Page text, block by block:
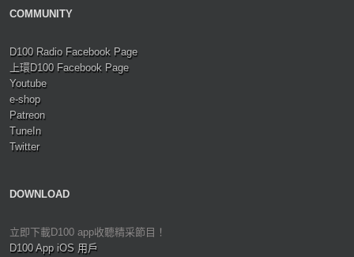
COMMUNITY
D100 Radio Facebook Page
上環D100 Facebook Page
Youtube
e-shop
Patreon
TuneIn
Twitter
DOWNLOAD
立即下載D100 app收聽精采節目！
D100 App iOS 用戶